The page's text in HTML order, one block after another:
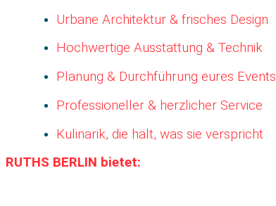
Urbane Architektur & frisches Design
Hochwertige Ausstattung & Technik
Planung & Durchführung eures Events
Professioneller & herzlicher Service
Kulinarik, die hält, was sie verspricht
RUTHS BERLIN bietet: